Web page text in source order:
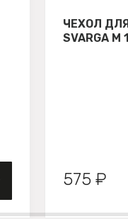
ЧЕХОЛ
SVARGA М
575 ₽